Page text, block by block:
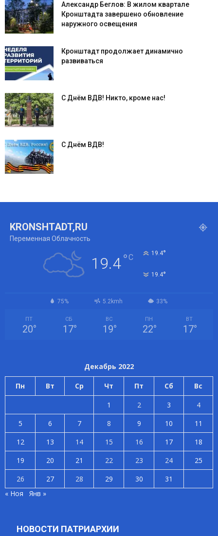
Александр Беглов: В жилом квартале
Кронштадта завершено обновление
наружного освещения
Кронштадт продолжает динамично
развиваться
С Днём ВДВ! Никто, кроме нас!
С Днём ВДВ!
KRONSHTADT,RU
Переменная Облачность
19.4°C 19.4°
19.4°
75% 5.2kmh 33%
ПТ
20°
СБ
17°
ВС
19°
ПН
22°
ВТ
17°
Декабрь 2022
Пн Вт Ср Чт Пт Сб Вс
1 2 3
4
5
6 7 8 9 10
11
12
13 14 15 16 17
18
19
20 21 22 23 24
25
26
27 28 29 30
31
« Ноя
Янв »
НОВОСТИ ПАТРИАРХИИ